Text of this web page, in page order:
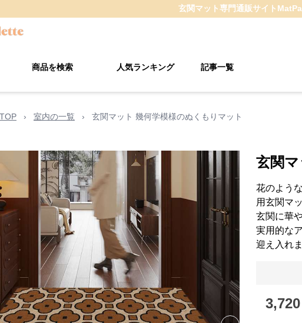
玄関マット専門通販サイト
商品を検索 人気ランキング 記事一覧
› 室内の一覧 › 玄関マット 幾何学模様のぬくもりマット
玄関
花のよう
用玄関マ
玄関に華
実用的な
迎え入れ
3,720